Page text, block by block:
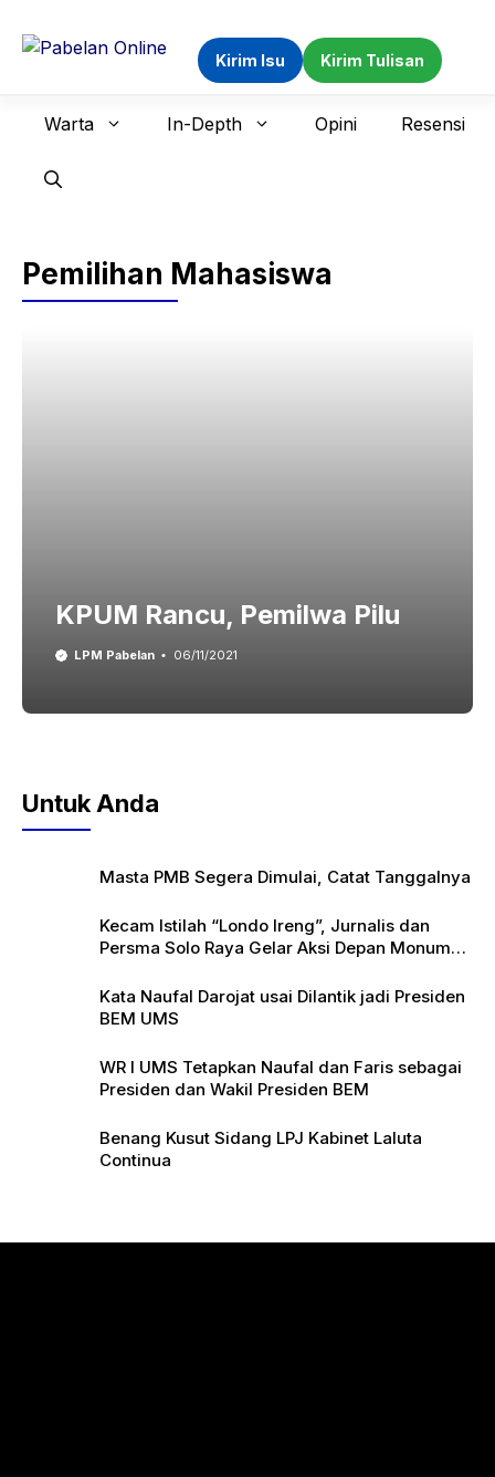
Kirim Isu Kirim Tulisan
Warta In-Depth Opini Resensi
Pemilihan Mahasiswa
KPUM Rancu, Pemilwa Pilu
LPM Pabelan 06/11/2021
Untuk Anda
Masta PMB Segera Dimulai, Catat Tanggalnya
Kecam Istilah “Londo Ireng”, Jurnalis dan
Persma Solo Raya Gelar Aksi Depan Monumen
Kata Naufal Darojat usai Dilantik jadi Presiden
BEM UMS
WR I UMS Tetapkan Naufal dan Faris sebagai
Presiden dan Wakil Presiden BEM
Benang Kusut Sidang LPJ Kabinet Laluta
Continua